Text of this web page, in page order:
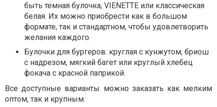
быть темная булочка, VIENETTE или классическая
белая. Их можно приобрести как в большом
формате, так и стандартном, чтобы удовлетворить
желания каждого.
Булочки для бургеров: круглая с кунжутом, бриош
с надрезом, мягкий багет или круглый хлебец
фокача с красной паприкой.
Все доступные варианты можно заказать как мелким
оптом, так и крупным.